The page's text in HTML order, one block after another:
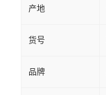
产地
货号
品牌